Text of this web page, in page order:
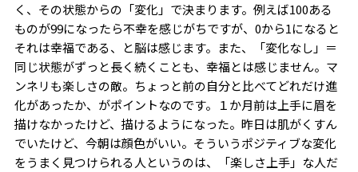
く、その状態からの「変化」で決まります。例えば100ある
ものが99になったら不幸を感じがちですが、0から1になると
それは幸福である、と脳は感じます。また、「変化なし」＝
同じ状態がずっと長く続くことも、幸福とは感じません。マ
ンネリも楽しさの敵。ちょっと前の自分と比べてどれだけ進
化があったか、がポイントなのです。１か月前は上手に眉を
描けなかったけど、描けるようになった。昨日は肌がくすん
でいたけど、今朝は顔色がいい。そういうポジティブな変化
をうまく見つけられる人というのは、「楽しさ上手」な人だ